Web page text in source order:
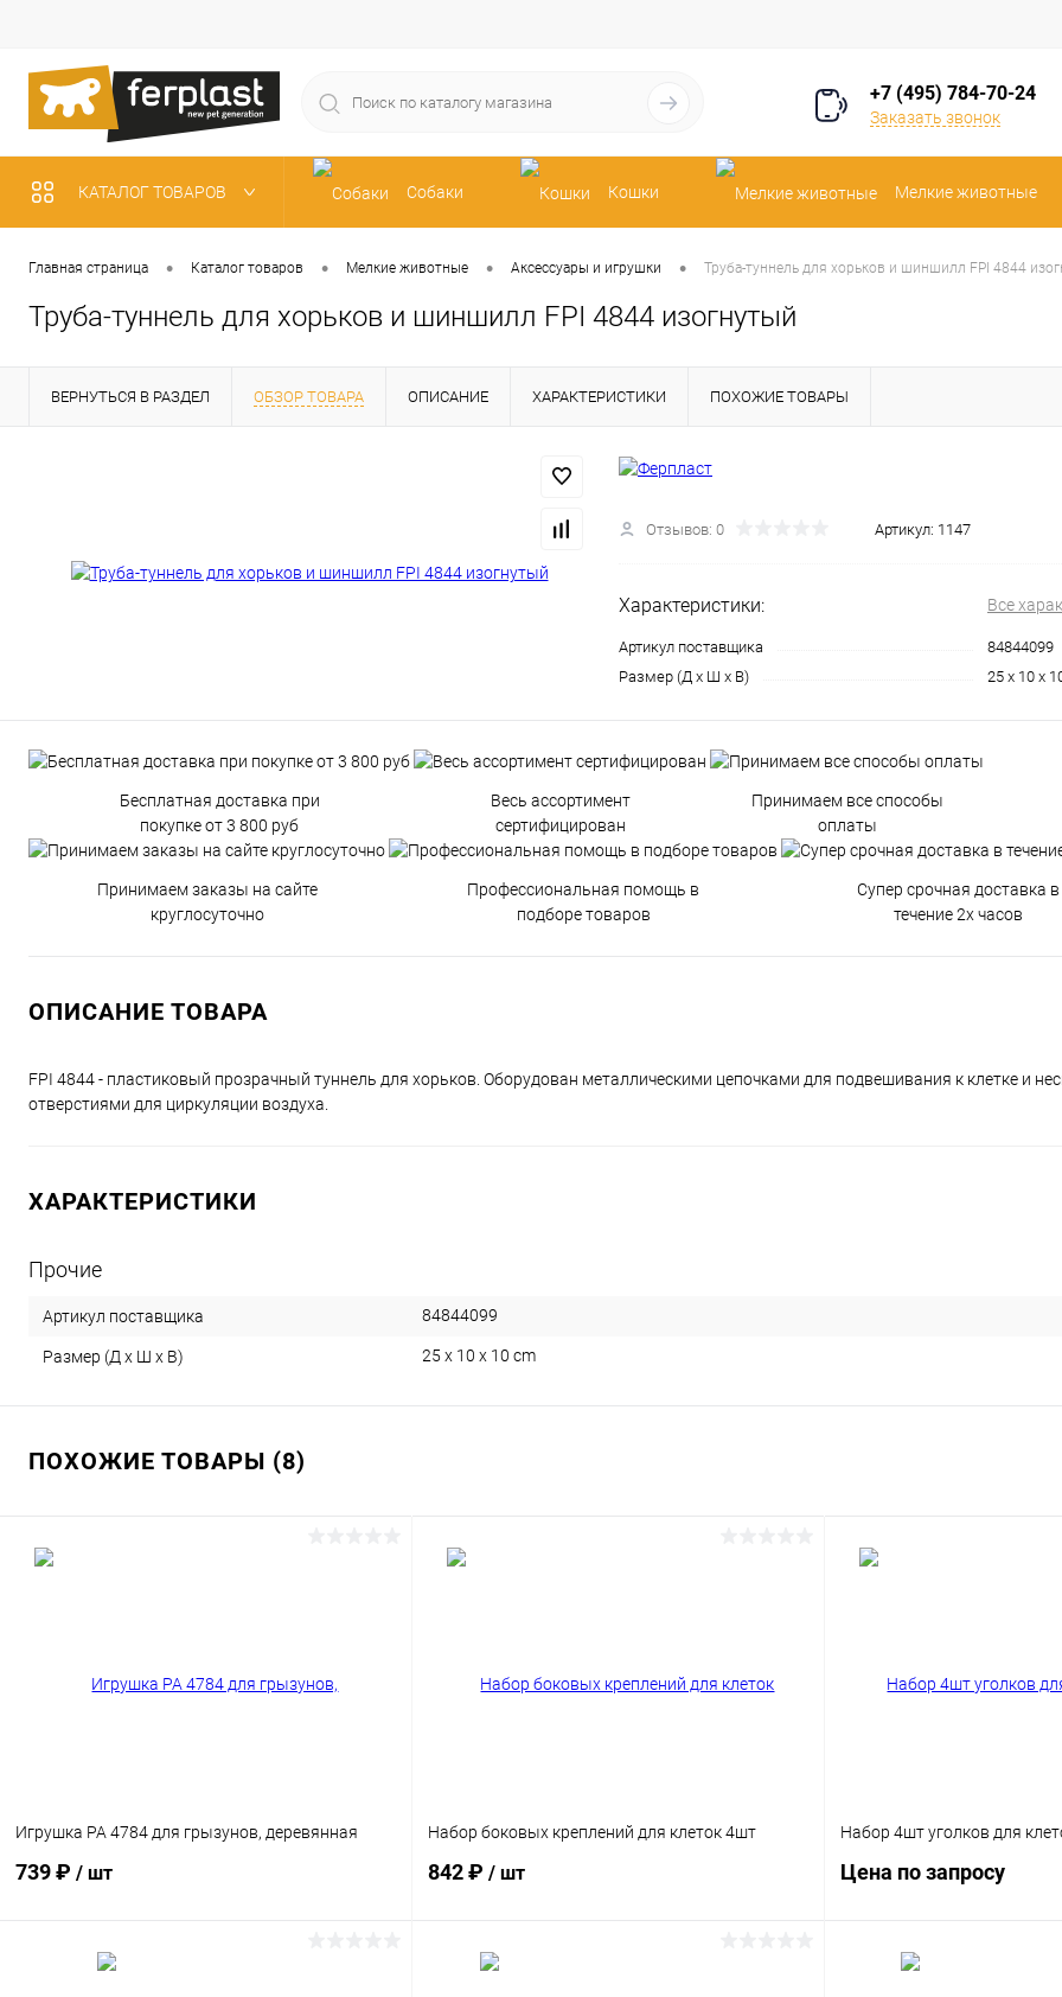
+7 (495) 784-70-24
Заказать звонок
КАТАЛОГ ТОВАРОВ Собаки Кошки Мелкие животные
Рыбки
Главная страница • Каталог товаров • Мелкие животные • Аксессуары и игрушки • Труба-туннель для хорьков и шиншилл FPI 4844
Труба-туннель для хорьков и шиншилл FPI 4844 изогнутый
ВЕРНУТЬСЯ В РАЗДЕЛ ОБЗОР ТОВАРА ОПИСАНИЕ ХАРАКТЕРИСТИКИ ПОХОЖИЕ ТОВАРЫ
Отзывов: 0 Артикул: 1147
Характеристики: Все
Артикул поставщика
84844099
Размер (Д х Ш х В)
25 x 10 x
Бесплатная доставка при
покупке от 3 800 руб
Весь ассортимент
сертифицирован
Принимаем все способы
оплаты
Принимаем заказы на сайте
круглосуточно
Профессиональная помощь в
подборе товаров
Супер срочная доставка в
течение 2х часов
ОПИСАНИЕ ТОВАРА
FPI 4844 - пластиковый прозрачный туннель для хорьков. Оборудован металлическими цепочками для подвешивания к клетке и
отверстиями для циркуляции воздуха.
ХАРАКТЕРИСТИКИ
Прочие
Артикул поставщика 84844099
Размер (Д х Ш х В) 25 x 10 x 10 cm
ПОХОЖИЕ ТОВАРЫ (8)
Игрушка PA 4784 для грызунов, деревянная
739 ₽ / шт
Набор боковых креплений для клеток 4шт
842 ₽ / шт
Набор 4шт уголков для
Цена по запросу